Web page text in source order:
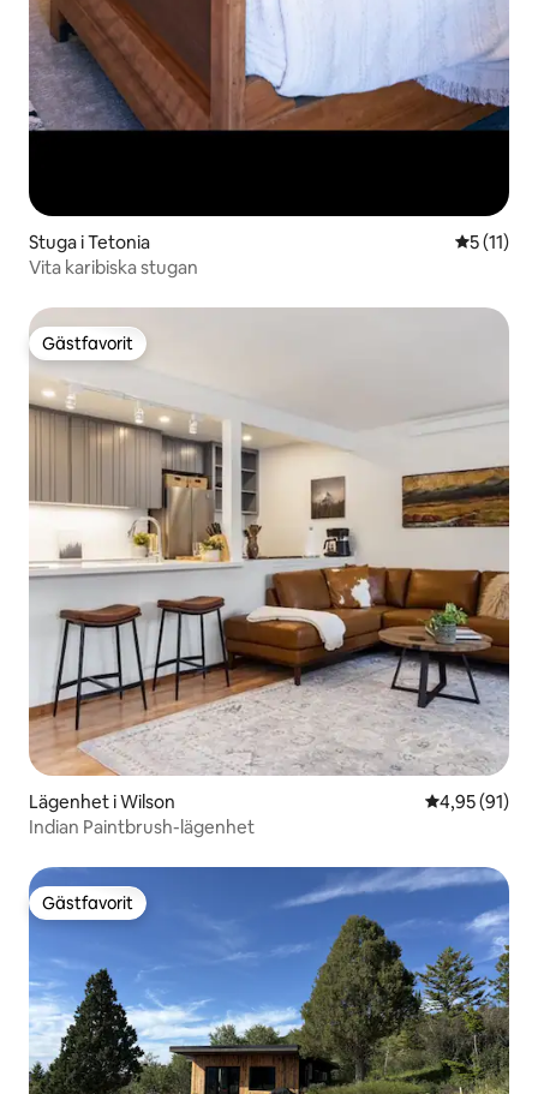
Stuga i Tetonia 5 av 5 i
5 (11)
Vita karibiska stugan
Gästfavorit
Gästfavorit
Lägenhet i Wilson 4,95 av 5 i
4,95 (91)
Indian Paintbrush-lägenhet
Gästfavorit
Gästfavorit